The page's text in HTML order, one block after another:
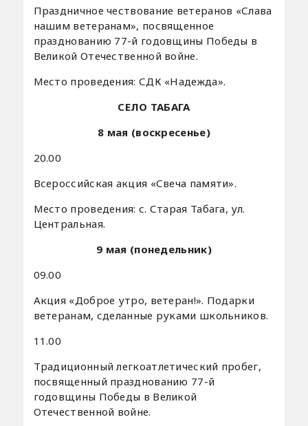
Праздничное чествование ветеранов «Слава
нашим ветеранам», посвященное
празднованию 77-й годовщины Победы в
Великой Отечественной войне.
Место проведения: СДК «Надежда».
СЕЛО ТАБАГА
8 мая (воскресенье)
20.00
Всероссийская акция «Свеча памяти».
Место проведения: с. Старая Табага, ул.
Центральная.
9 мая (понедельник)
09.00
Акция «Доброе утро, ветеран!». Подарки
ветеранам, сделанные руками школьников.
11.00
Традиционный легкоатлетический пробег,
посвященный празднованию 77-й
годовщины Победы в Великой
Отечественной войне.